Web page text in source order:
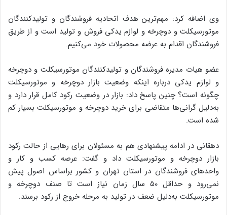
وی اضافه کرد: مهم‌ترین هدف اتحادیه فروشندگان و تولیدکنندگان
موتورسیکلت و دوچرخه و لوازم یدکی فروش و تولید است و از طریق
فروشندگان اقدام به عرضه محصولات خود می‌کنیم.
عضو هیات مدیره فروشندگان و تولیدکنندگان موتورسیکلت و دوچرخه
و لوازم یدکی درباره اینکه وضعیت بازار دوچرخه و موتورسیکلت
چگونه است؟ چنین پاسخ داد: بازار در وضعیت رکود کامل قرار دارد و
به‌دلیل گرانی‌ها متقاضی برای خرید دوچرخه و موتورسیکلت بسیار کم
شده است.
دهقانی در ادامه پیشنهادی هم به مسئولان برای رهایی از حالت رکود
بازار دوچرخه و موتورسیکلت داد و گفت: عرصه کسب و کار و
واحدهای فروشندگان در استان تهران و کشور براساس اصول پیش
نمی‌رود و حداقل ۵۰ سال زمان نیاز است تا صنف دوچرخه و
موتورسیکلت به‌دلیل ضعف در تولید به مرحله خروج از رکود برسند.